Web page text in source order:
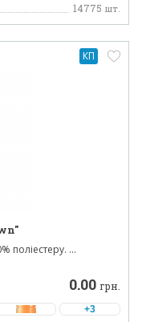
14775 шт.
поліестеру. ...
0.00 грн.
+3
КП